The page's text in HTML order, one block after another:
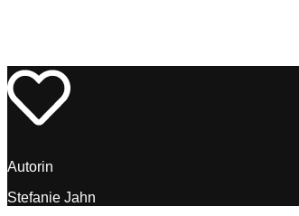
Autorin
Stefanie Jahn